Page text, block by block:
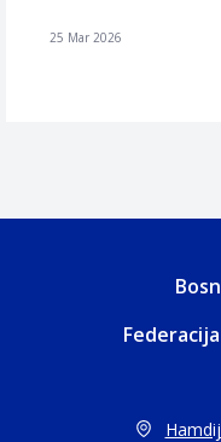
25 Mar 2026